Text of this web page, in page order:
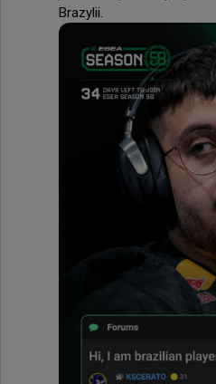
Brazylii.